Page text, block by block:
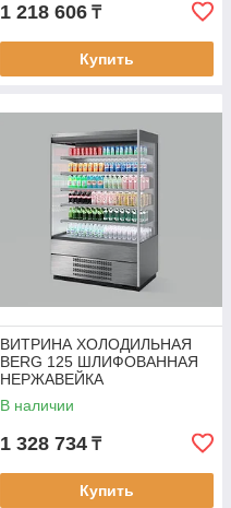
1 218 606 ₸
Купить
ВИТРИНА ХОЛОДИЛЬНАЯ
BERG 125 ШЛИФОВАННАЯ
НЕРЖАВЕЙКА
В наличии
1 328 734 ₸
Купить